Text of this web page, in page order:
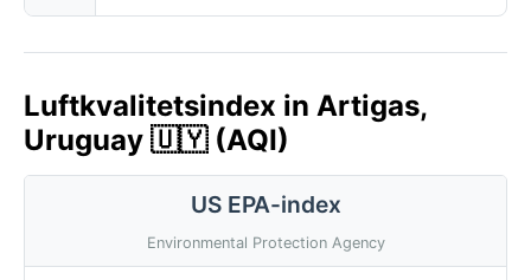
Luftkvalitetsindex in Artigas,
Uruguay 🇺🇾 (AQI)
US EPA-index
Environmental Protection Agency